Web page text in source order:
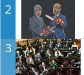
2
3